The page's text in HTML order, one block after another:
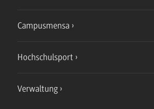
Campusmensa
Hochschulsport
Verwaltung